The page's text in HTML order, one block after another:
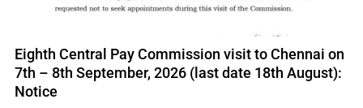
Eighth Central Pay Commission visit to Chennai on
7th – 8th September, 2026 (last date 18th August):
Notice